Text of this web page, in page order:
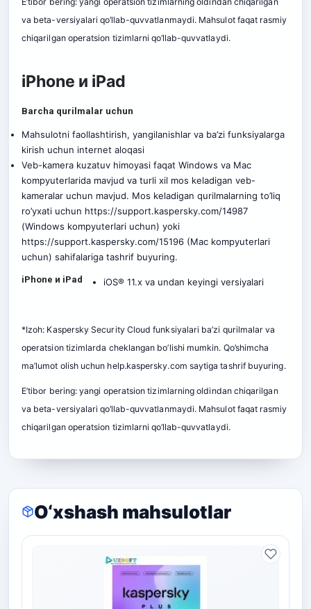
va beta-versiyalari qo‘llab-quvvatlanmaydi. Mahsulot faqat rasmiy
chiqarilgan operatsion tizimlarni qo‘llab-quvvatlaydi.
iPhone и iPad
Barcha qurilmalar uchun
Mahsulotni faollashtirish, yangilanishlar va ba’zi funksiyalarga
kirish uchun internet aloqasi
Veb-kamera kuzatuv himoyasi faqat Windows va Mac
kompyuterlarida mavjud va turli xil mos keladigan veb-
kameralar uchun mavjud. Mos keladigan qurilmalarning to’liq
ro’yxati uchun https://support.kaspersky.com/14987
(Windows kompyuterlari uchun) yoki
https://support.kaspersky.com/15196 (Mac kompyuterlari
uchun) sahifalariga tashrif buyuring.
iPhone и iPad iOS® 11.x va undan keyingi versiyalari
*Izoh: Kaspersky Security Cloud funksiyalari ba’zi qurilmalar va
operatsion tizimlarda cheklangan bo’lishi mumkin. Qo’shimcha
ma’lumot olish uchun help.kaspersky.com saytiga tashrif buyuring.
E’tibor bering: yangi operatsion tizimlarning oldindan chiqarilgan
va beta-versiyalari qo‘llab-quvvatlanmaydi. Mahsulot faqat rasmiy
chiqarilgan operatsion tizimlarni qo‘llab-quvvatlaydi.
O‘xshash mahsulotlar